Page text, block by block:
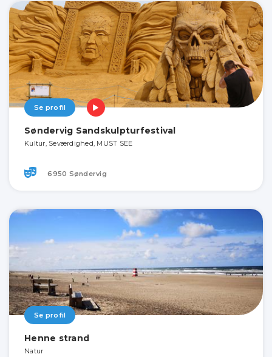
Se profil
Søndervig Sandskulpturfestival
Kultur, Seværdighed, MUST SEE
6950 Søndervig
Se profil
Henne strand
Natur